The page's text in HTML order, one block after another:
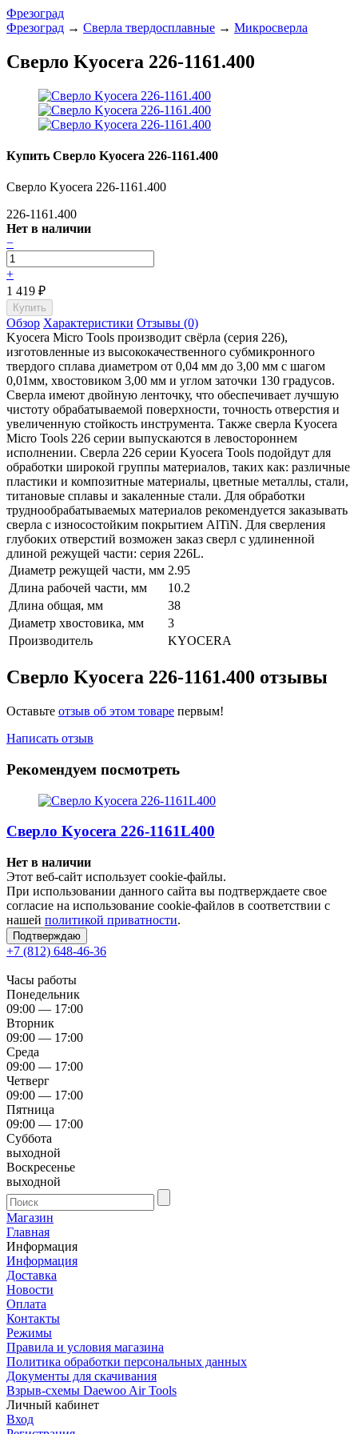
Фрезоград
Фрезоград → Сверла твердосплавные → Микросверла
Сверло Kyocera 226-1161.400
Купить Сверло Kyocera 226-1161.400
Сверло Kyocera 226-1161.400
226-1161.400
Нет в наличии
−
+
1 419 ₽
Обзор Характеристики Отзывы (0)
Kyocera Micro Tools производит свёрла (серия 226),
изготовленные из высококачественного субмикронного
твердого сплава диаметром от 0,04 мм до 3,00 мм с шагом
0,01мм, хвостовиком 3,00 мм и углом заточки 130 градусов.
Сверла имеют двойную ленточку, что обеспечивает лучшую
чистоту обрабатываемой поверхности, точность отверстия и
увеличенную стойкость инструмента. Также сверла Kyocera
Micro Tools 226 серии выпускаются в левостороннем
исполнении. Сверла 226 серии Kyocera Tools подойдут для
обработки широкой группы материалов, таких как: различные
пластики и композитные материалы, цветные металлы, стали,
титановые сплавы и закаленные стали. Для обработки
труднообрабатываемых материалов рекомендуется заказывать
сверла с износостойким покрытием AlTiN. Для сверления
глубоких отверстий возможен заказ сверл с удлиненной
длиной режущей части: серия 226L.
Диаметр режущей части, мм 2.95
Длина рабочей части, мм
10.2
Длина общая, мм
38
Диаметр хвостовика, мм
3
Производитель
KYOCERA
Сверло Kyocera 226-1161.400 отзывы
Оставьте отзыв об этом товаре первым!
Написать отзыв
Рекомендуем посмотреть
Сверло Kyocera 226-1161L400
Нет в наличии
Этот веб-сайт использует cookie-файлы.
При использовании данного сайта вы подтверждаете свое
согласие на использование cookie-файлов в соответствии с
нашей политикой приватности.
Подтверждаю
+7 (812) 648-46-36
Часы работы
Понедельник
09:00 — 17:00
Вторник
09:00 — 17:00
Среда
09:00 — 17:00
Четверг
09:00 — 17:00
Пятница
09:00 — 17:00
Суббота
выходной
Воскресенье
выходной
Магазин
Главная
Информация
Информация
Доставка
Новости
Оплата
Контакты
Режимы
Правила и условия магазина
Политика обработки персональных данных
Документы для скачивания
Взрыв-схемы Daewoo Air Tools
Личный кабинет
Вход